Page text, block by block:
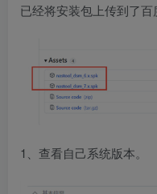
已经将安装包上传到了百
1、查看自己系统版本。